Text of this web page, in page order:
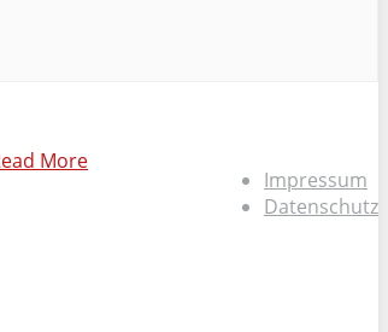
Impressum
Datenschutz
More